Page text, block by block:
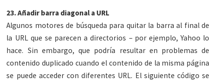
23. Añadir barra diagonal a URL
Algunos motores de búsqueda para quitar la barra al final de
la URL que se parecen a directorios – por ejemplo, Yahoo lo
hace. Sin embargo, que podría resultar en problemas de
contenido duplicado cuando el contenido de la misma página
se puede acceder con diferentes URL. El siguiente código se